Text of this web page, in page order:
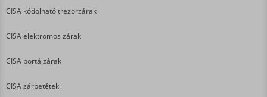
CISA kódolható trezorzárak
CISA elektromos zárak
CISA portálzárak
CISA zárbetétek